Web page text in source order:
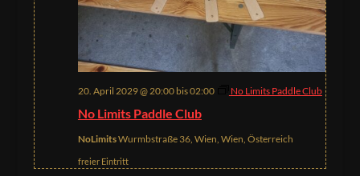
No Limits Paddle Club
20. April 2029 @ 20:00bis02:00 No Limits Paddle Club
NoLimitsWurmbstraße 36, Wien, Wien, Österreich
freier Eintritt